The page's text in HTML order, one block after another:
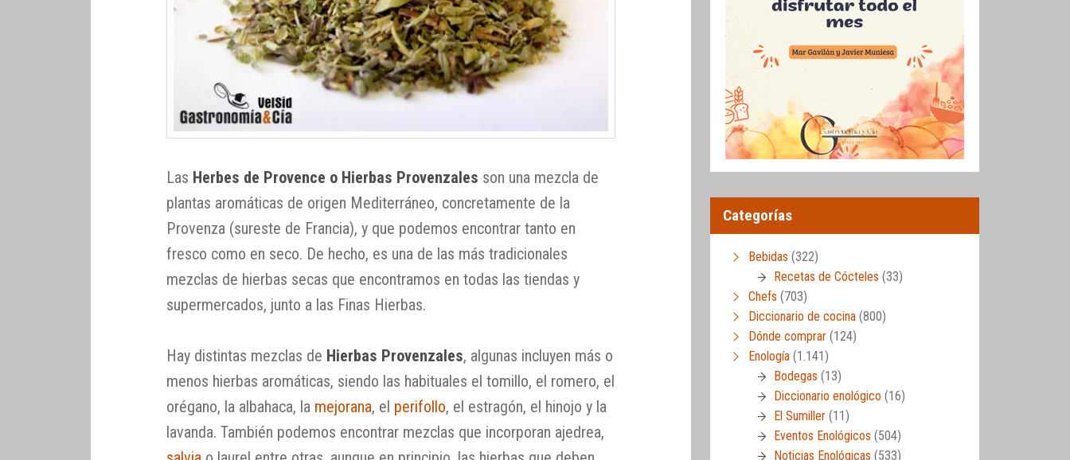
Las Herbes de Provence o Hierbas Provenzales son una mezcla de
plantas aromáticas de origen Mediterráneo, concretamente de la
Provenza (sureste de Francia), y que podemos encontrar tanto en
fresco como en seco. De hecho, es una de las más tradicionales
mezclas de hierbas secas que encontramos en todas las tiendas y
supermercados, junto a las Finas Hierbas.
Hay distintas mezclas de Hierbas Provenzales, algunas incluyen más o
menos hierbas aromáticas, siendo las habituales el tomillo, el romero, el
orégano, la albahaca, la mejorana, el perifollo, el estragón, el hinojo y la
lavanda. También podemos encontrar mezclas que incorporan ajedrea,
Categorías
Bebidas (322)
Recetas de Cócteles (33)
Chefs (703)
Diccionario de cocina (800)
Dónde comprar (124)
Enología (1.141)
Bodegas (13)
Diccionario enológico (16)
El Sumiller (11)
Eventos Enológicos (504)
Noticias Enológicas (533)